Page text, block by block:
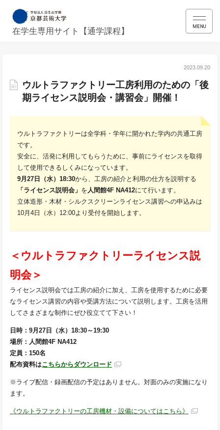
在学生専用サイト【通学課程】
MENU
2023.09.20
ウルトラファクトリー工房利用のための「後
期ライセンス説明会・講習会」開催！
ウルトラファクトリーは全学科・学年に開かれた学内の共通工房
です。
安全に、活発に利用してもらうために、事前にライセンスを取得
して使用できるしくみになっています。
9月27日（水）18:30から、工房の紹介と利用の仕方を説明する
「ライセンス説明会」 を 人間館4F NA412にて行います。
立体造形・木材・シルクスクリーンライセンス講習への申込みは
10月4日（水）12:00より受付を開始します。
＜ウルトラファクトリーライセンス説
明会＞
ライセンス説明会では工房の紹介に加え、工房を使用するために必要
なライセンス講習の内容や受講方法について説明します。工房を活用
してさまざまな制作にぜひ役立てて下さい！
日時：9月27日（水）18:30～19:30
場所：人間館4F NA412
定員：150名
配布資料はこちらからダウンロード
※ライブ配信・録画配信の予定はありません。対面のみの実施になり
ます。
《ウルトラファクトリーの工房機材・設備についてはこちら》